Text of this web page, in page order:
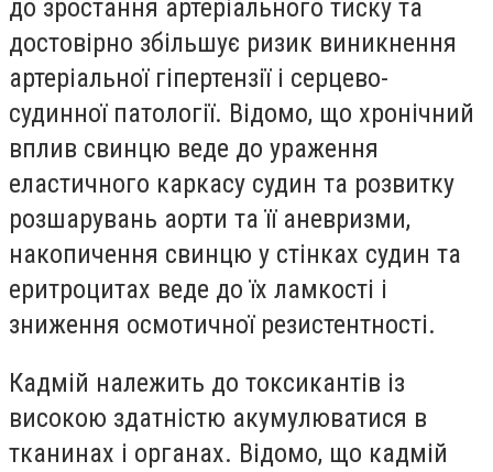
до зростання артеріального тиску та
достовірно збільшує ризик виникнення
артеріальної гіпертензії і серцево-
судинної патології. Відомо, що хронічний
вплив свинцю веде до ураження
еластичного каркасу судин та розвитку
розшарувань аорти та її аневризми,
накопичення свинцю у стінках судин та
еритроцитах веде до їх ламкості і
зниження осмотичної резистентності.
Кадмій належить до токсикантів із
високою здатністю акумулюватися в
тканинах і органах. Відомо, що кадмій